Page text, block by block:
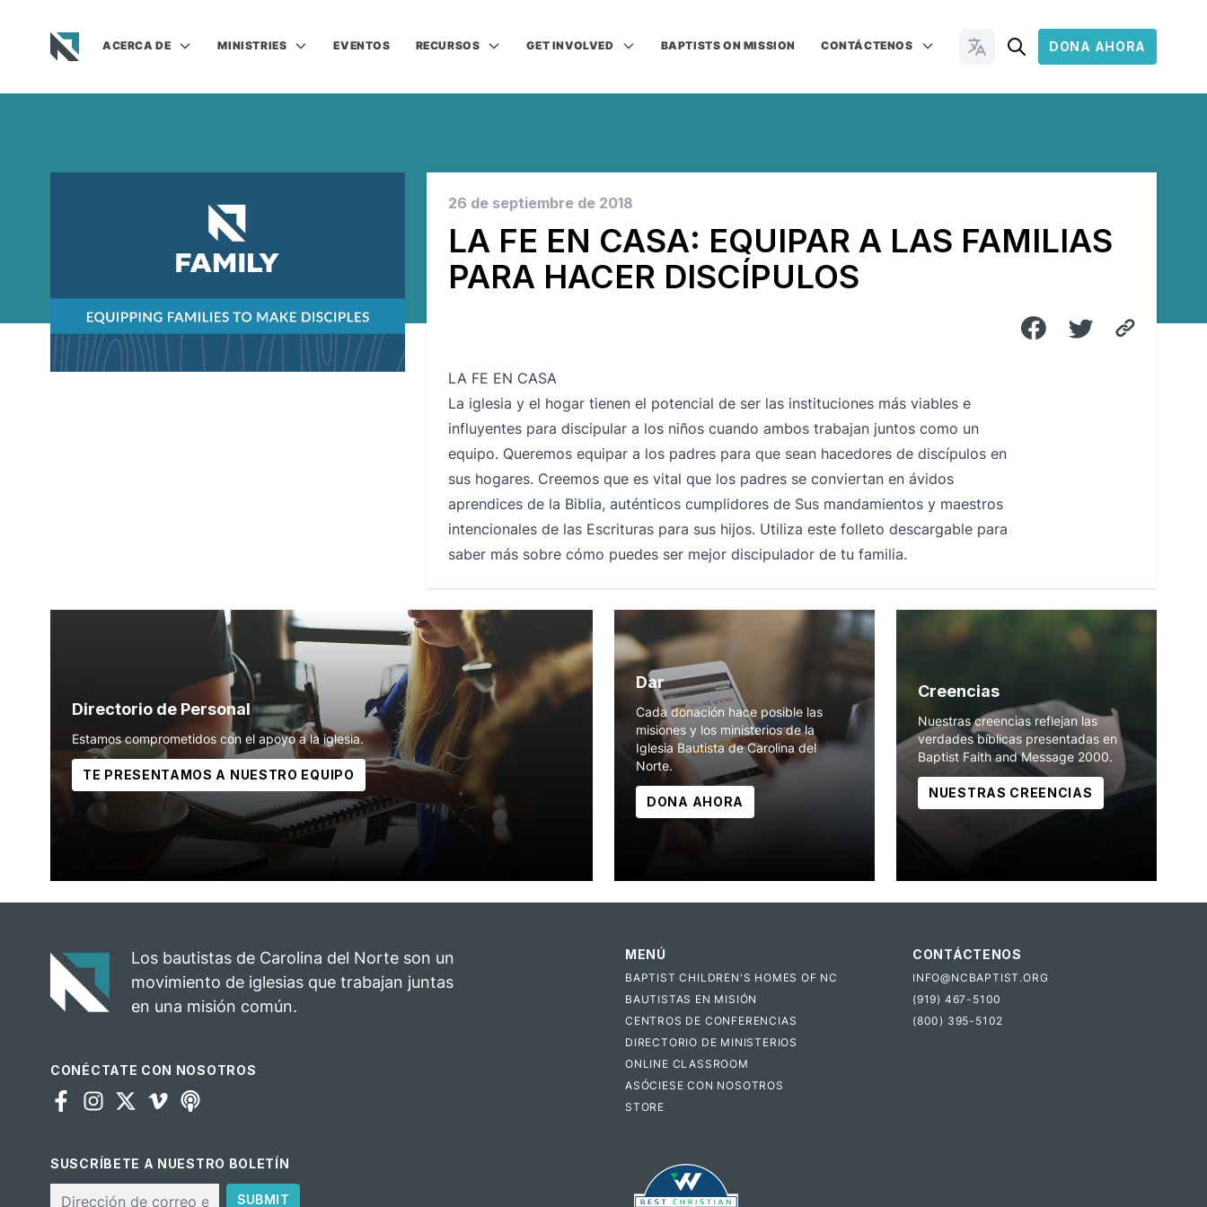
ACERCA DE MINISTRIES EVENTOS RECURSOS GET INVOLVED BAPTISTS ON MISSION CONTÁCTENOS Cambiar idiomaDONA AHORA
26 de septiembre de 2018
LA FE EN CASA: EQUIPAR A LAS FAMILIAS
PARA HACER DISCÍPULOS
LA FE EN CASA
La iglesia y el hogar tienen el potencial de ser las instituciones más viables e
influyentes para discipular a los niños cuando ambos trabajan juntos como un
equipo. Queremos equipar a los padres para que sean hacedores de discípulos en
sus hogares. Creemos que es vital que los padres se conviertan en ávidos
aprendices de la Biblia, auténticos cumplidores de Sus mandamientos y maestros
intencionales de las Escrituras para sus hijos. Utiliza este folleto descargable para
saber más sobre cómo puedes ser mejor discipulador de tu familia.
Directorio de Personal
Estamos comprometidos con el apoyo a la iglesia.
TE PRESENTAMOS A NUESTRO EQUIPO
Dar
Cada donación hace posible las
misiones y los ministerios de la
Iglesia Bautista de Carolina del
Norte.
DONA AHORA
Creencias
Nuestras creencias reflejan las
verdades bíblicas presentadas en
Baptist Faith and Message 2000.
NUESTRAS CREENCIAS
Los bautistas de Carolina del Norte son un
movimiento de iglesias que trabajan juntas
en una misión común.
CONÉCTATE CON NOSOTROS
SUSCRÍBETE A NUESTRO BOLETÍN
SUBMIT
MENÚ
BAPTIST CHILDREN'S HOMES OF NC
BAUTISTAS EN MISIÓN
CENTROS DE CONFERENCIAS
DIRECTORIO DE MINISTERIOS
ONLINE CLASSROOM
ASÓCIESE CON NOSOTROS
STORE
CONTÁCTENOS
INFO@NCBAPTIST.ORG
(919) 467-5100
(800) 395-5102